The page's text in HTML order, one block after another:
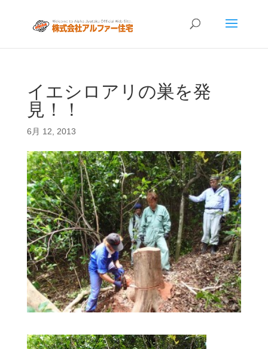
イエシロアリの巣を発
見！！
6月 12, 2013